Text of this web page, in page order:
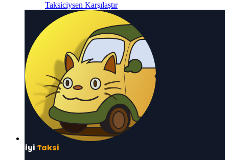
Taksiciysen Karşılaştır
iyi Taksi